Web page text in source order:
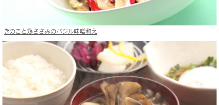
きのこと鶏ささみのバジル味噌和え